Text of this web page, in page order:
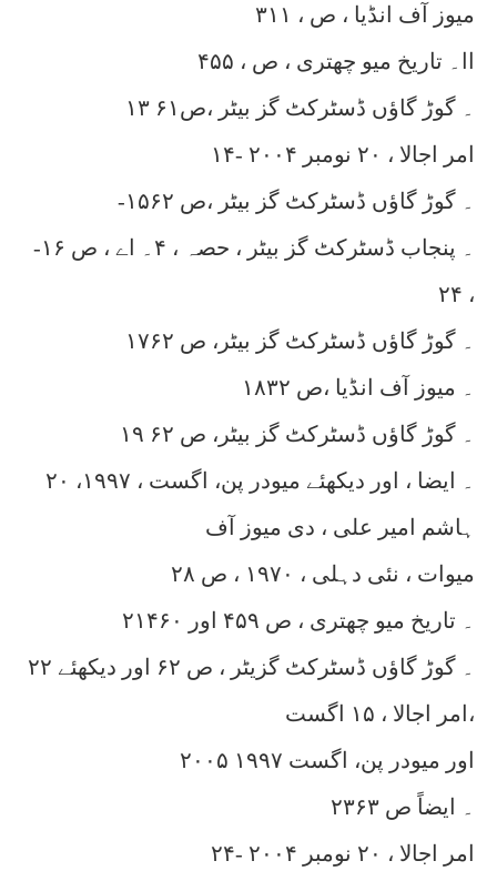
میوز آف انڈیا ، ص ، ۳۱۱
اا۔ تاریخ میو چھتری ، ص ، ۴۵۵
۱۳ ۔ گوڑ گاؤں ڈسٹرکٹ گز بیٹر ،ص۶۱
۱۴- امر اجالا ، ۲۰ نومبر ۲۰۰۴
-۱۵۔ گوڑ گاؤں ڈسٹرکٹ گز بیٹر ،ص ۶۲
-۱۶ ۔ پنجاب ڈسٹرکٹ گز بیٹر ، حصہ ، ۴۔ اے ، ص
، ۲۴
۱۷۔ گوڑ گاؤں ڈسٹرکٹ گز بیٹر، ص ۶۲
۱۸۔ میوز آف انڈیا ،ص ۳۲
۱۹ ۔ گوڑ گاؤں ڈسٹرکٹ گز بیٹر، ص ۶۲
۲۰ ۔ ایضا ، اور دیکھئے میودر پن، اگست ، ۱۹۹۷،
ہاشم امیر علی ، دی میوز آف
میوات ، نئی دہلی ، ۱۹۷۰ ، ص ۲۸
۲۱۔ تاریخ میو چھتری ، ص ۴۵۹ اور ۴۶۰
۲۲ ۔ گوڑ گاؤں ڈسٹرکٹ گزیٹر ، ص ۶۲ اور دیکھئے
امر اجالا ، ۱۵ اگست،
۲۰۰۵ اور میودر پن، اگست ۱۹۹۷
۲۳۔ ایضاً ص ۶۳
۲۴- امر اجالا ، ۲۰ نومبر ۲۰۰۴